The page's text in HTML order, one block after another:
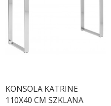
KONSOLA KATRINE
110X40 CM SZKLANA